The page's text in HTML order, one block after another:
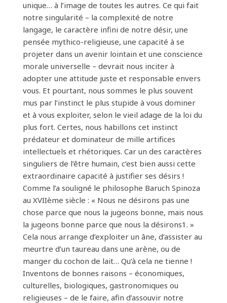
unique… à l’image de toutes les autres. Ce qui fait
notre singularité – la complexité de notre
langage, le caractère infini de notre désir, une
pensée mythico-religieuse, une capacité à se
projeter dans un avenir lointain et une conscience
morale universelle – devrait nous inciter à
adopter une attitude juste et responsable envers
vous. Et pourtant, nous sommes le plus souvent
mus par l’instinct le plus stupide à vous dominer
et à vous exploiter, selon le vieil adage de la loi du
plus fort. Certes, nous habillons cet instinct
prédateur et dominateur de mille artifices
intellectuels et rhétoriques. Car un des caractères
singuliers de l’être humain, c’est bien aussi cette
extraordinaire capacité à justifier ses désirs !
Comme l’a souligné le philosophe Baruch Spinoza
au XVIIème siècle : « Nous ne désirons pas une
chose parce que nous la jugeons bonne, mais nous
la jugeons bonne parce que nous la désirons1. »
Cela nous arrange d’exploiter un âne, d’assister au
meurtre d’un taureau dans une arène, ou de
manger du cochon de lait… Qu’à cela ne tienne !
Inventons de bonnes raisons – économiques,
culturelles, biologiques, gastronomiques ou
religieuses – de le faire, afin d’assouvir notre